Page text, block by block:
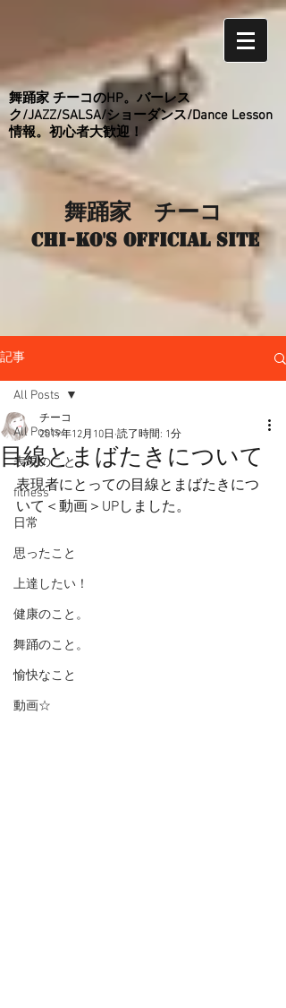
舞踊家 チーコのHP。バーレス
ク/JAZZ/SALSA/ショーダンス/Dance Lesson
情報。初心者大歓迎！
舞踊家 チーコ
Chi-ko's Official site
記事
All Posts
表現のこと
fitness
日常
思ったこと
上達したい！
健康のこと。
舞踊のこと。
愉快なこと
動画☆
All Posts
目線とまばたきについて
チーコ
2019年12月10日 読了時間: 1分
表現者にとっての目線とまばたきにつ
いて＜動画＞UPしました。